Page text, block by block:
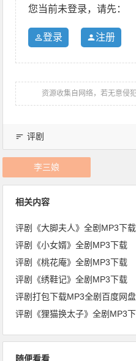
您当前未登录，请先：
登录 注册
资源收集自网络，若无意侵
评剧
李三娘
相关内容
评剧《大脚夫人》全剧MP3下载
评剧《小女婿》全剧MP3下载
评剧《桃花庵》全剧MP3下载
评剧《绣鞋记》全剧MP3下载
评剧打包下载MP3全剧百度网盘
评剧《狸猫换太子》全剧MP3
随便看看